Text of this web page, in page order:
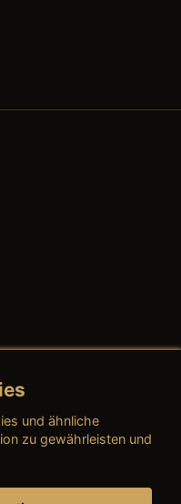
und ähnliche
zu gewährleisten und